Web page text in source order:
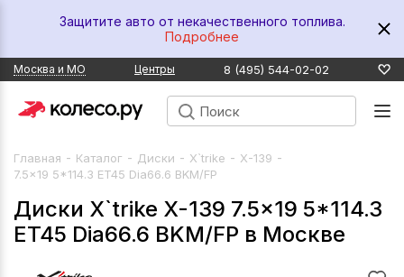
Защитите авто от некачественного топлива.
Подробнее
Москва и МО Центры 8 (495) 544-02-02
Главная - Каталог - Диски - X`trike - X-139 -
7.5x19 5*114.3 ET45 Dia66.6 BKM/FP
Диски X`trike X-139 7.5x19 5*114.3
ET45 Dia66.6 BKM/FP в Москве